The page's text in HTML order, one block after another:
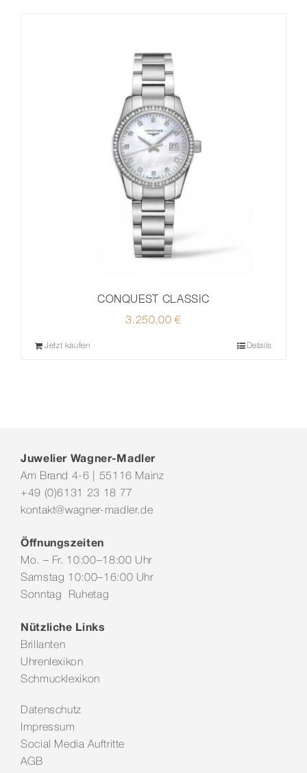
CONQUEST CLASSIC
3.250,00€
Jetzt kaufen Details
Juwelier Wagner-Madler
Am Brand 4-6 | 55116 Mainz
+49 (0)6131 23 18 77
kontakt@wagner-madler.de
Öffnungszeiten
Mo. – Fr. 10:00–18:00 Uhr
Samstag 10:00–16:00 Uhr
Sonntag Ruhetag
Nützliche Links
Brillanten
Uhrenlexikon
Schmucklexikon
Datenschutz
Impressum
Social Media Auftritte
AGB